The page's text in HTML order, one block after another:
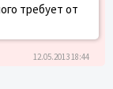
требует от
12.05.2013 18:44